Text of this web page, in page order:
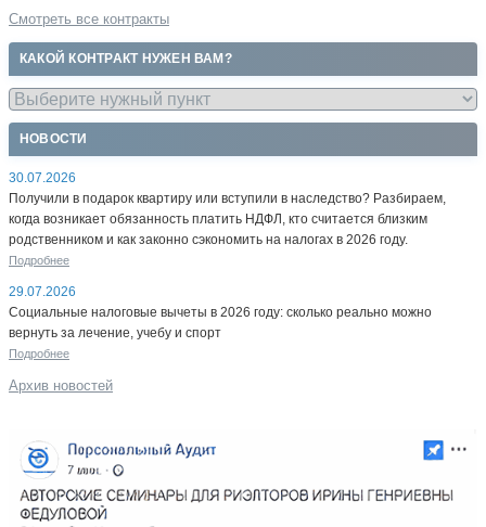
Смотреть все контракты
КАКОЙ КОНТРАКТ НУЖЕН ВАМ?
НОВОСТИ
30.07.2026
Получили в подарок квартиру или вступили в наследство? Разбираем,
когда возникает обязанность платить НДФЛ, кто считается близким
родственником и как законно сэкономить на налогах в 2026 году.
Подробнее
29.07.2026
Социальные налоговые вычеты в 2026 году: сколько реально можно
вернуть за лечение, учебу и спорт
Подробнее
Архив новостей